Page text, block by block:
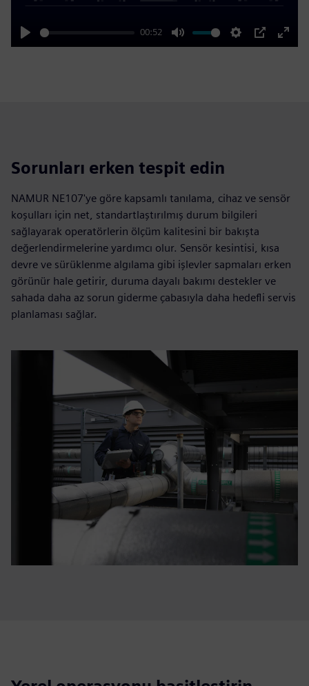
Play
00:52
Mute Settings
PIP
Enter
Sorunları erken tespit edin
NAMUR NE107'ye göre kapsamlı tanılama, cihaz ve sensör
koşulları için net, standartlaştırılmış durum bilgileri
sağlayarak operatörlerin ölçüm kalitesini bir bakışta
değerlendirmelerine yardımcı olur. Sensör kesintisi, kısa
devre ve sürüklenme algılama gibi işlevler sapmaları erken
görünür hale getirir, duruma dayalı bakımı destekler ve
sahada daha az sorun giderme çabasıyla daha hedefli servis
planlaması sağlar.